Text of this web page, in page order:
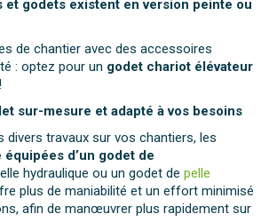
et godets existent en version peinte ou
de chantier avec des accessoires
: optez pour un godet chariot élévateur
sur-mesure et adapté à vos besoins
divers travaux sur vos chantiers, les
d’un godet de
hydraulique ou un godet de pelle
plus de maniabilité et un effort minimisé
afin de manœuvrer plus rapidement sur